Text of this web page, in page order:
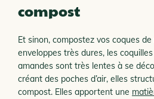
compost
Et sinon, compostez vos coques
enveloppes très dures, les
amandes sont très lentes à se
créant des poches d’air, elles
compost. Elles apportent une